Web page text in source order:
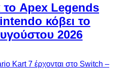
το Apex Legends
κόβει το
2026